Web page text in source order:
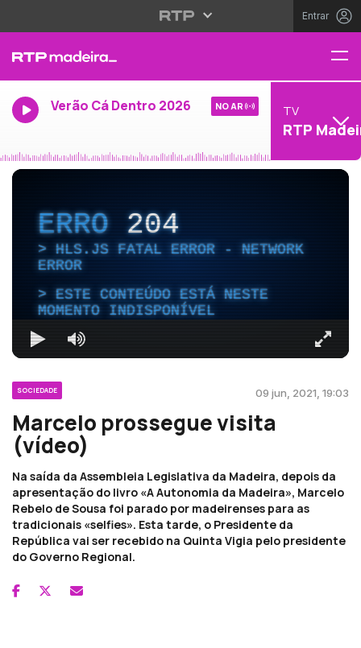
Entrar
Verão Cá Dentro 2026 NO AR TV
RTP
ERRO204
HLS.JS FATAL ERROR - NETWORK
ERROR
ESTE CONTEÚDO ESTÁ NESTE
MOMENTO INDISPONÍVEL
SOCIEDADE 09 jun, 2021, 19:03
Marcelo prossegue visita
(vídeo)
Na saída da Assembleia Legislativa da Madeira, depois da
apresentação do livro «A Autonomia da Madeira», Marcelo
Rebelo de Sousa foi parado por madeirenses para as
tradicionais «selfies». Esta tarde, o Presidente da
República vai ser recebido na Quinta Vigia pelo presidente
do Governo Regional.